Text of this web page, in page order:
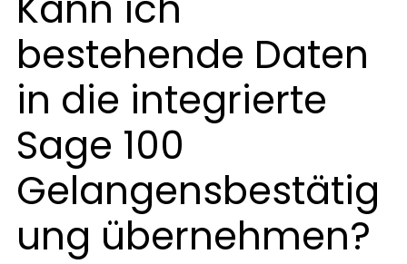
bestehende Daten
in die integrierte
Sage 100
Gelangensbestätig
ung übernehmen?